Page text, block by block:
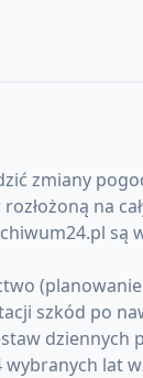
zmiany
na
są
szkód po
lat